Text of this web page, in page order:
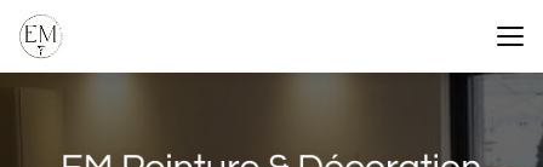
au
contenu